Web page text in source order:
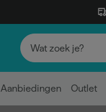
Aanbiedingen Outlet